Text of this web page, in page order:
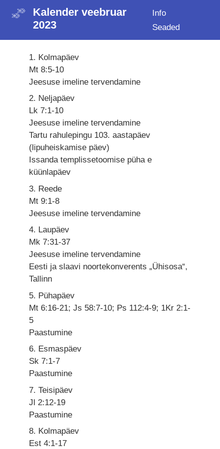
Kalender veebruar
2023
Info
Seaded
1. Kolmapäev
Mt 8:5-10
Jeesuse imeline tervendamine
2. Neljapäev
Lk 7:1-10
Jeesuse imeline tervendamine
Tartu rahulepingu 103. aastapäev
(lipuheiskamise päev)
Issanda templissetoomise püha e
küünlapäev
3. Reede
Mt 9:1-8
Jeesuse imeline tervendamine
4. Laupäev
Mk 7:31-37
Jeesuse imeline tervendamine
Eesti ja slaavi noortekonverents „Ühisosa“,
Tallinn
5. Pühapäev
Mt 6:16-21; Js 58:7-10; Ps 112:4-9; 1Kr 2:1-
5
Paastumine
6. Esmaspäev
Sk 7:1-7
Paastumine
7. Teisipäev
Jl 2:12-19
Paastumine
8. Kolmapäev
Est 4:1-17